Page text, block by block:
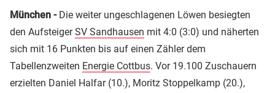
München -Die weiter ungeschlagenen Löwen besiegten
den AufsteigerSV Sandhausen mit 4:0 (3:0) und näherten
sich mit 16 Punkten bis auf einen Zähler dem
Tabellenzweiten Energie Cottbus. Vor 19.100 Zuschauern
erzielten Daniel Halfar (10.), Moritz Stoppelkamp (20.),